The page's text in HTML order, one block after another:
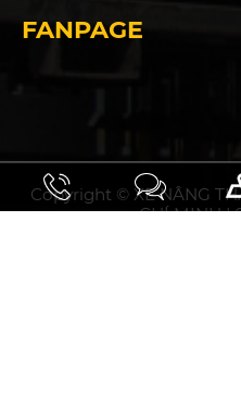
FANPAGE
Copyright © XE NÂNG
CHÍ MINH |